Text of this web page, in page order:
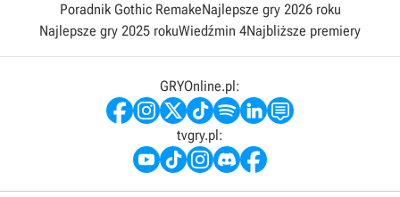
Poradnik Gothic RemakeNajlepsze gry 2026 roku
Najlepsze gry 2025 rokuWiedźmin 4Najbliższe premiery
GRYOnline.pl:
tvgry.pl: